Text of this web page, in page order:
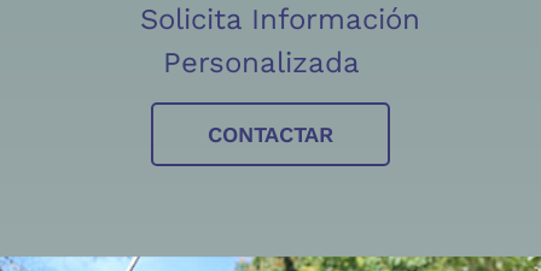
Solicita Información
Personalizada
CONTACTAR